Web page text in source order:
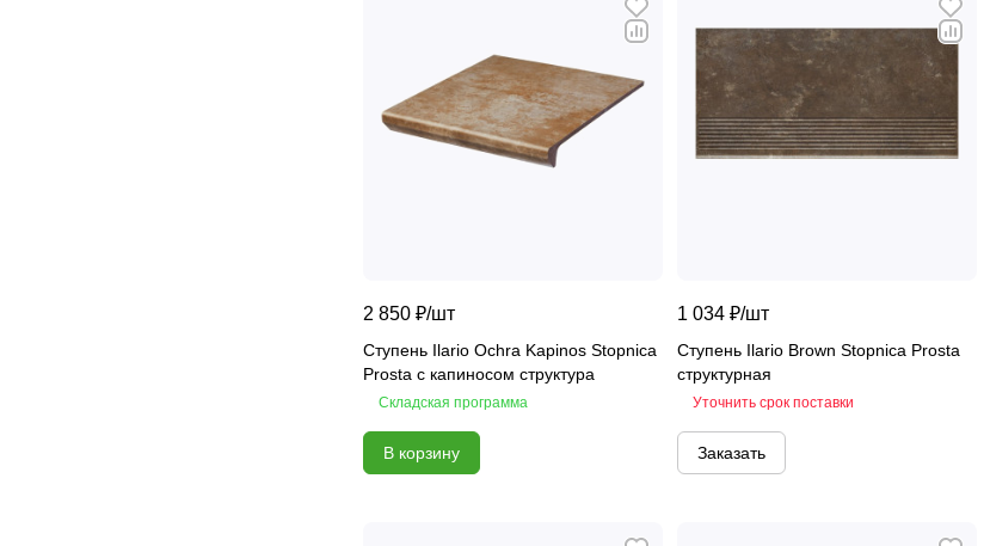
2 850 ₽/шт
Ступень Ilario Ochra Kapinos Stopnica
Prosta с капиносом структура
Складская программа
В корзину
1 034 ₽/шт
Ступень Ilario Brown Stopnica Prosta
структурная
Уточнить срок поставки
Заказать